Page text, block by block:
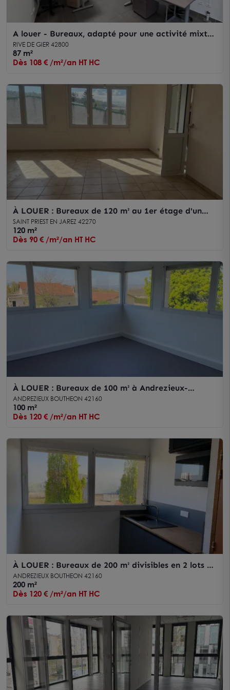
A louer - Bureaux, adapté pour une activité mixte,
au sein d'un parc collectif Rive de Gier ZI
Combeplaine
RIVE DE GIER 42800
87 m²
Dès 108 € /m²/an HT HC
À LOUER : Bureaux de 120 m² au 1er étage d'un
bâtiment en R+1 avec accès indépendant à ST
PRIEST-EN-JAREZ
SAINT PRIEST EN JAREZ 42270
120 m²
Dès 90 € /m²/an HT HC
À LOUER : Bureaux de 100 m² à Andrezieux-
Bouthéon
ANDREZIEUX BOUTHEON 42160
100 m²
Dès 120 € /m²/an HT HC
À LOUER : Bureaux de 200 m² divisibles en 2 lots à
St JUST ST RAMBERT, limitrophe Andrézieux
ANDREZIEUX BOUTHEON 42160
200 m²
Dès 120 € /m²/an HT HC